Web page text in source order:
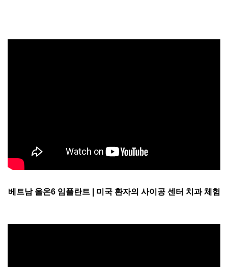
베트남 올온6 임플란트 | 미국 환자의 사이공 센터 치과 체험